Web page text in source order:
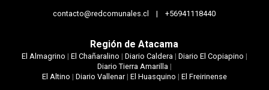
contacto@redcomunales.cl | +56941118440
Región de Atacama
El Almagrino | El Chañaralino | Diario Caldera| Diario El Copiapino |
Diario Tierra Amarilla|
El Altino | Diario Vallenar| El Huasquino | El Freirinense